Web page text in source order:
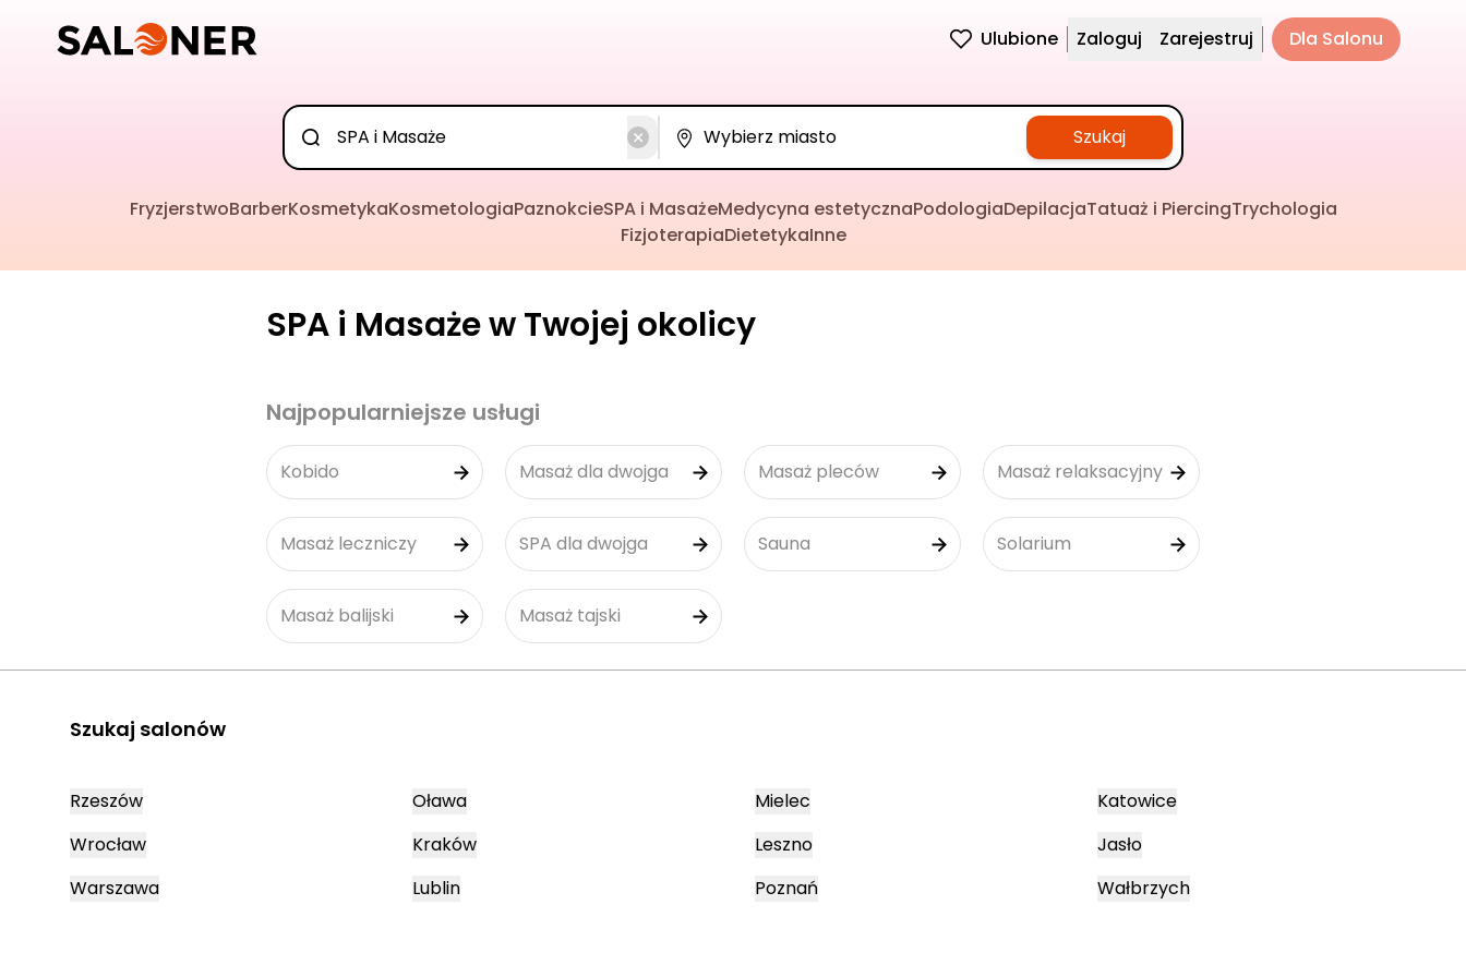
Ulubione Zaloguj Zarejestruj Dla Salonu
Szukaj
FryzjerstwoBarberKosmetykaKosmetologiaPaznokcieSPA i MasażeMedycyna estetycznaPodologiaDepilacjaTatuaż i PiercingTrychologia
FizjoterapiaDietetykaInne
SPA i Masaże w Twojej okolicy
Najpopularniejsze usługi
Kobido Masaż dla dwojga Masaż pleców Masaż relaksacyjny
Masaż leczniczy SPA dla dwojga Sauna Solarium
Masaż balijski Masaż tajski
Szukaj salonów
Rzeszów
Wrocław
Warszawa
Oława
Kraków
Lublin
Mielec
Leszno
Poznań
Katowice
Jasło
Wałbrzych